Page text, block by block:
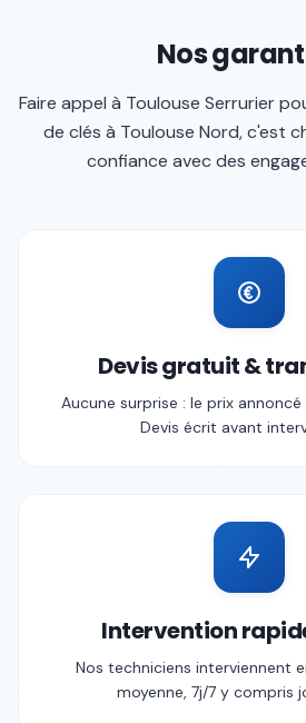
Nos
Faire appel à Toulouse Serrurier
de clés à Toulouse Nord, c'est
confiance avec des
Devis gratuit &
Aucune surprise : le prix
Devis écrit avant
Intervention
Nos techniciens interviennent
moyenne, 7j/7 y compris